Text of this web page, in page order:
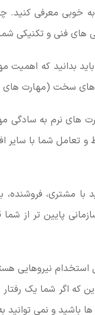
خوبی معرفی
های فنی و تکنیکی
بدانید که اهمیت
های سخت (مهارت
های نرم به سادگی
تعامل شما با سایر
با مشتری،
پایین تر از
استخدام نیروهایی
اگر شما یک رفتار
ها باشید و نمی